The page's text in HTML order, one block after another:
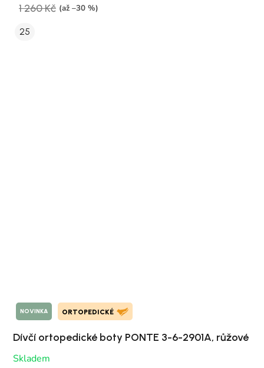
1 260 Kč (až –30 %)
25
NOVINKA ORTOPEDICKÉ
Dívčí ortopedické boty PONTE 3-6-2901A, růžové
Skladem